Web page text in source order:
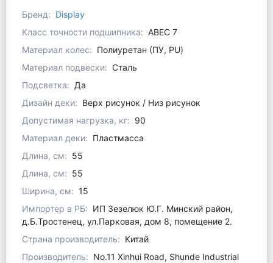
Бренд: Display
Класс точности подшипника: ABEC 7
Материал колес: Полиуретан (ПУ, PU)
Материал подвески: Сталь
Подсветка: Да
Дизайн деки: Верх рисунок / Низ рисунок
Допустимая нагрузка, кг: 90
Материал деки: Пластмасса
Длина, см: 55
Длина, см: 55
Ширина, см: 15
Импортер в РБ: ИП Зезелюк Ю.Г. Минский район,
д.Б.Тростенец, ул.Парковая, дом 8, помещение 2.
Страна производитель: Китай
Производитель: No.11 Xinhui Road, Shunde Industrial